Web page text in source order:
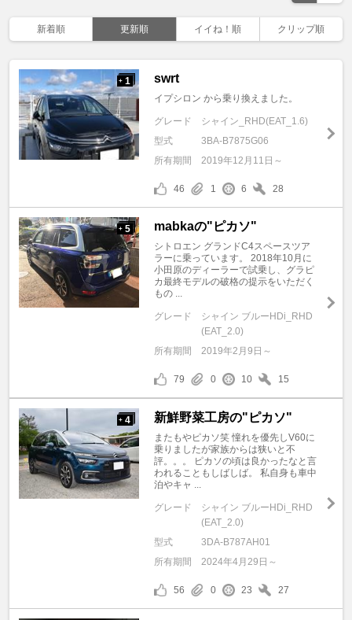
新着順 更新順 イイね！順 クリップ順
+ 1 swrt
イプシロン から乗り換えました。
グレード
シャイン_RHD(EAT_1.6)
型式
3BA-B7875G06
所有期間
2019年12月11日～
46 1 6 28
+ 5 mabkaの"ピカソ"
シトロエン グランドC4スペースツア
ラーに乗っています。 2018年10月に
小田原のディーラーで試乗し、グラピ
カ最終モデルの破格の提示をいただく
もの ...
グレード
シャイン ブルーHDi_RHD
(EAT_2.0)
所有期間
2019年2月9日～
79 0 10 15
+ 4 新鮮野菜工房の"ピカソ"
またもやピカソ笑 憧れを優先しV60に
乗りましたが家族からは狭いと不
評。。。 ピカソの頃は良かったなと言
われることもしばしば。 私自身も車中
泊やキャ ...
グレード
シャイン ブルーHDi_RHD
(EAT_2.0)
型式
3DA-B787AH01
所有期間
2024年4月29日～
56 0 23 27